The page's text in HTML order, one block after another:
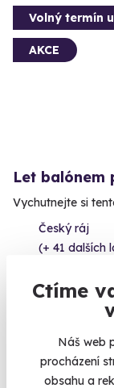
Ctíme
Náš web
procházení
obsahu a
Volný termín
AKCE
Let balónem
Vychutnejte si
Český ráj
(+ 41 dalších
6 979 Kč
5 180 Kč